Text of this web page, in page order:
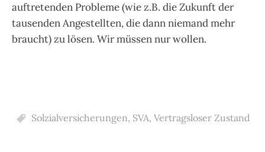
auftretenden Probleme (wie z.B. die Zukunft der
tausenden Angestellten, die dann niemand mehr
braucht) zu lösen. Wir müssen nur wollen.
Solzialversicherungen, SVA, Vertragsloser Zustand